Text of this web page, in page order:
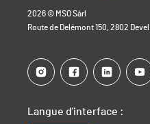
2026 © MSO Sàrl
Route de Delémont 150, 2802
Langue d'interface :